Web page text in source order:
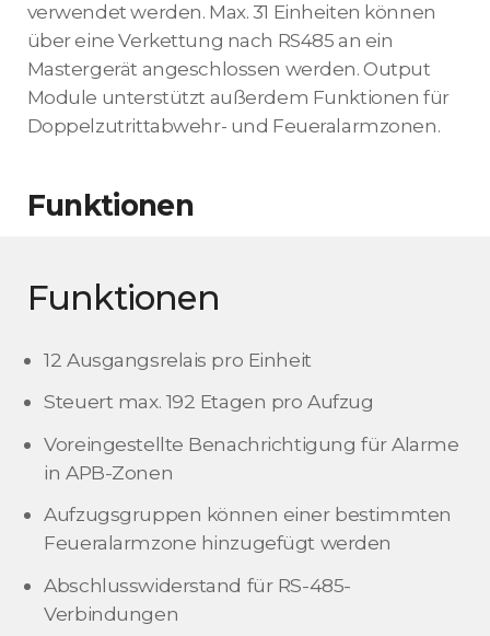
verwendet werden. Max. 31 Einheiten können
über eine Verkettung nach RS485 an ein
Mastergerät angeschlossen werden. Output
Module unterstützt außerdem Funktionen für
Doppelzutrittabwehr- und Feueralarmzonen.
Funktionen
Funktionen
12 Ausgangsrelais pro Einheit
Steuert max. 192 Etagen pro Aufzug
Voreingestellte Benachrichtigung für Alarme
in APB-Zonen
Aufzugsgruppen können einer bestimmten
Feueralarmzone hinzugefügt werden
Abschlusswiderstand für RS-485-
Verbindungen